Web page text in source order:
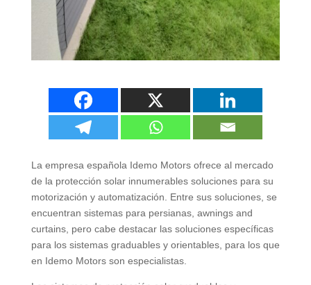
La empresa española Idemo Motors ofrece al mercado
de la protección solar innumerables soluciones para su
motorización y automatización
Entre sus soluciones, se
encuentran sistemas para persianas, awnings and
curtains, pero cabe destacar las soluciones específicas
para los sistemas graduables y orientables, para los que
en Idemo Motors son especialistas.